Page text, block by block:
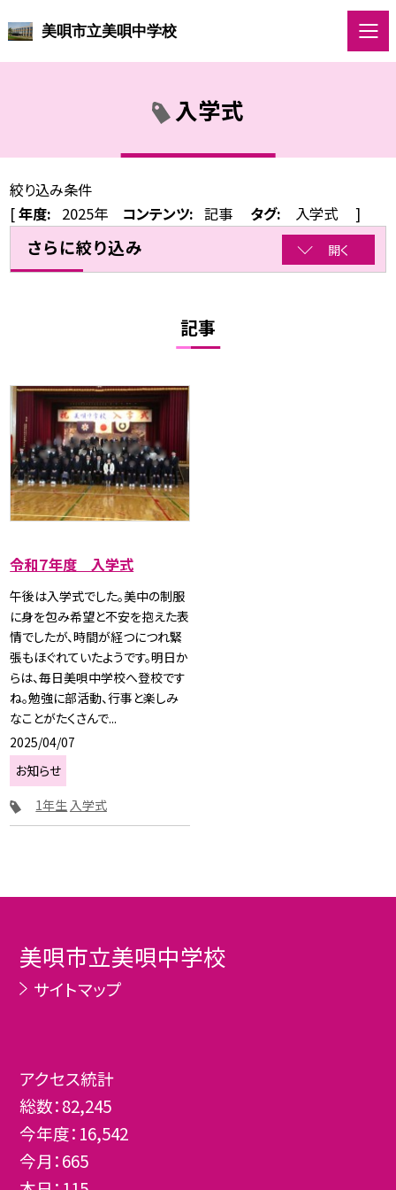
美唄市立美唄中学校
入学式
絞り込み条件
[年度: 2025年 コンテンツ: 記事 タグ: 入学式 ]
さらに絞り込み 開く
記事
令和７年度 入学式
午後は入学式でした。美中の制服
に身を包み希望と不安を抱えた表
情でしたが、時間が経つにつれ緊
張もほぐれていたようです。明日か
らは、毎日美唄中学校へ登校です
ね。勉強に部活動、行事と楽しみ
なことがたくさんで...
2025/04/07
お知らせ
1年生 入学式
美唄市立美唄中学校
サイトマップ
アクセス統計
総数：82,245
今年度： 16,542
今月：665